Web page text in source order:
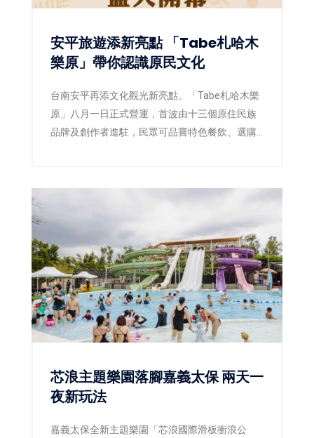
安平旅遊添新亮點 「Tabe札哈木
樂原」帶你認識原民文化
台南安平再添文化觀光新亮點。「Tabe札哈木樂
原」八月一日正式營運，首波由十三個原住民族
品牌及創作者進駐，民眾可品嘗特色餐飲、選購
芯浪主題樂園落腳嘉義太保 兩天一
夜新玩法
嘉義太保全新主題樂園「芯浪國際滑板衝浪公